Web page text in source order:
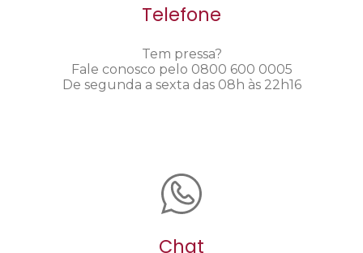
Telefone
Tem pressa?
Fale conosco pelo 0800 600 0005
De segunda a sexta das 08h às 22h16
Chat